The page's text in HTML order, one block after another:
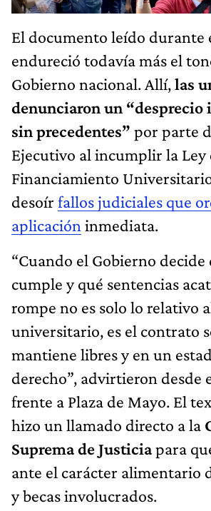
El documento leído durante
endureció todavía más el
Gobierno nacional. Allí,las
denunciaron un
sin precedentes” por parte
Ejecutivo al incumplir la Ley
Financiamiento Universitario
desoír fallos judiciales que
aplicación inmediata.
“Cuando el Gobierno decide
cumple y qué sentencias
rompe no es solo lo relativo
universitario, es el contrato
mantiene libres y en un
derecho”, advirtieron desde
frente a Plaza de Mayo. El
hizo un llamado directo a la
Suprema de Justiciapara
ante el carácter alimentario
y becas involucrados.